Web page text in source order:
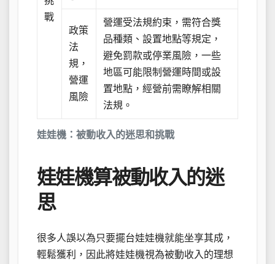
娃娃機：被動收入的迷思和挑戰
戰
政策
法
規，
營運
風險
營運受法規約束，需符合獎
品種類、設置地點等規定，
避免罰款或停業風險，一些
地區可能限制營運時間或設
置地點，經營前需瞭解相關
法規。
娃娃機算被動收入的迷
思
很多人誤以為只要擺台娃娃機就能坐享其成，
輕鬆獲利，因此將娃娃機視為被動收入的理想